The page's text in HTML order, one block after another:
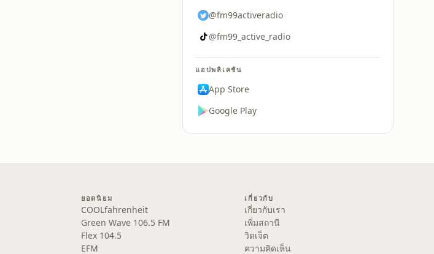
@fm99activeradio
@fm99_active_radio
แอปพลิเคชัน
App Store
Google Play
ยอดนิยม
COOLfahrenheit
Green Wave 106.5 FM
Flex 104.5
EFM
เกี่ยวกับ
เกี่ยวกับเรา
เพิ่มสถานี
วิดเจ็ต
ความคิดเห็น